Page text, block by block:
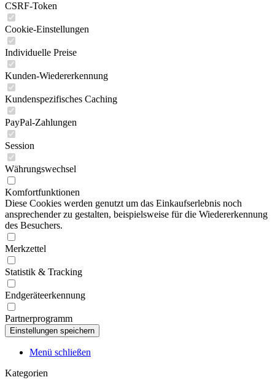
CSRF-Token
Cookie-Einstellungen
Individuelle Preise
Kunden-Wiedererkennung
Kundenspezifisches Caching
PayPal-Zahlungen
Session
Währungswechsel
Komfortfunktionen
Diese Cookies werden genutzt um das Einkaufserlebnis noch
ansprechender zu gestalten, beispielsweise für die Wiedererkennung
des Besuchers.
Merkzettel
Statistik & Tracking
Endgeräteerkennung
Partnerprogramm
Menü schließen
Kategorien